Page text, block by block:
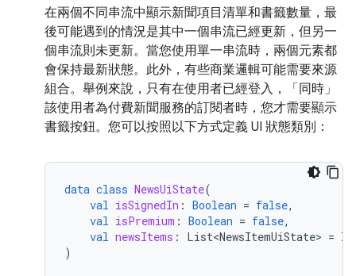
在兩個不同串流中顯示新聞項目清單和書籤數量，最
後可能遇到的情況是其中一個串流已經更新，但另一
個串流則未更新。當您使用單一串流時，兩個元素都
會保持最新狀態。此外，有些商業邏輯可能需要來源
組合。舉例來說，只有在使用者已經登入，「同時」
該使用者為付費新聞服務的訂閱者時，您才需要顯示
書籤按鈕。您可以按照以下方式定義 UI 狀態類別：
data class NewsUiState(
val isSignedIn : Boolean = false,
val isPremium : Boolean = false,
val newsItems : List<NewsItemUiState> =
)